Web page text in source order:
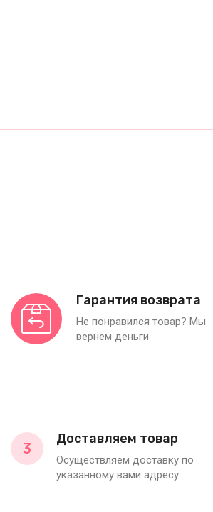
Гарантия возврата
Не понравился товар? Мы
вернем деньги
3
Доставляем товар
Осуществляем доставку по
указанному вами адресу